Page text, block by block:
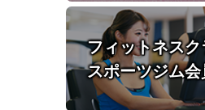
フィットネスク
スポーツジム会